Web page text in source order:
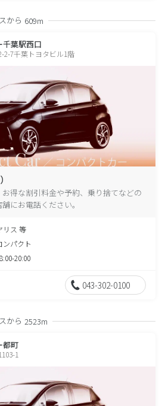
から 609m
千葉駅西口
2-7千葉トヨタビル1階
得な割引料金や予約、乗り捨てなどの
にお電話ください。
リス 等
ンパクト
20:00
043-302-0100
から 2523m
都町
1